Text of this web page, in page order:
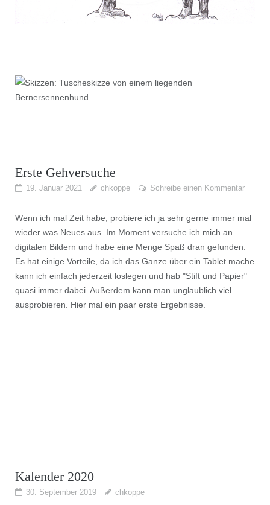
Erste Gehversuche
19. Januar 2021 chkoppe Schreibe einen Kommentar
Wenn ich mal Zeit habe, probiere ich ja sehr gerne immer mal
wieder was Neues aus. Im Moment versuche ich mich an
digitalen Bildern und habe eine Menge Spaß dran gefunden.
Es hat einige Vorteile, da ich das Ganze über ein Tablet mache
kann ich einfach jederzeit loslegen und hab "Stift und Papier"
quasi immer dabei. Außerdem kann man unglaublich viel
ausprobieren. Hier mal ein paar erste Ergebnisse.
Kalender 2020
30. September 2019 chkoppe